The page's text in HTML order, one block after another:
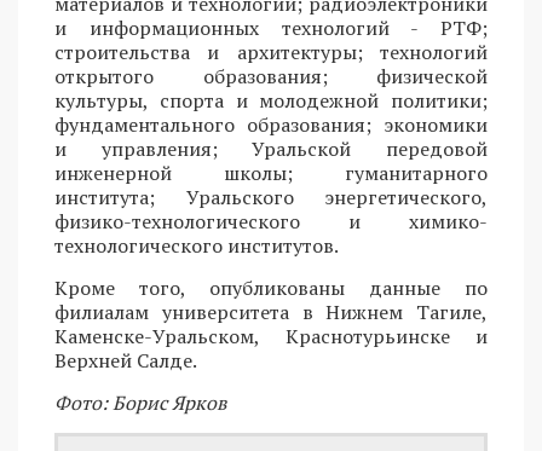
и информационных технологий - РТФ;
строительства и архитектуры; технологий
открытого образования; физической
культуры, спорта и молодежной политики;
фундаментального образования; экономики
и управления; Уральской передовой
инженерной школы; гуманитарного
института; Уральского энергетического,
физико-технологического и химико-
технологического институтов.
Кроме того, опубликованы данные по
филиалам университета в Нижнем Тагиле,
Каменске-Уральском, Краснотурьинске и
Верхней Салде.
Фото: Борис Ярков